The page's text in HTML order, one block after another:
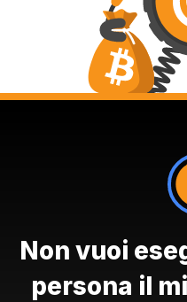
Non vuoi
persona il